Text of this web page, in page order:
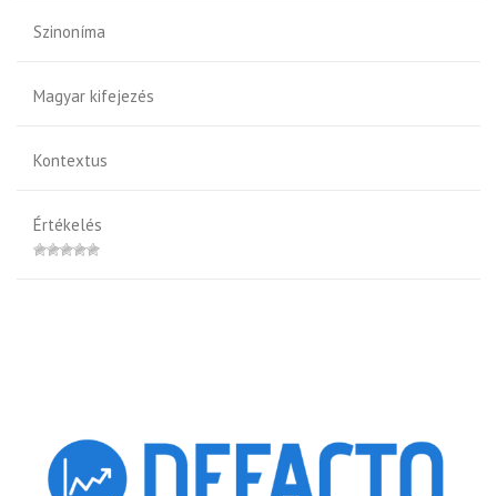
Szinoníma
Magyar kifejezés
Kontextus
Értékelés